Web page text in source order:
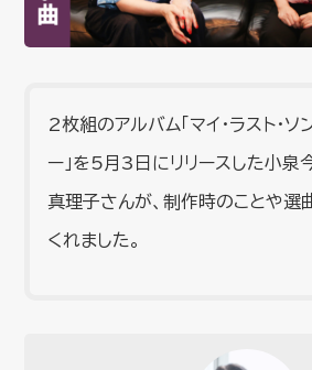
2枚組のアルバム「マイ・ラスト・ソ
ー」を5月3日にリリースした小泉
真理子さんが、制作時のことや選
くれました。